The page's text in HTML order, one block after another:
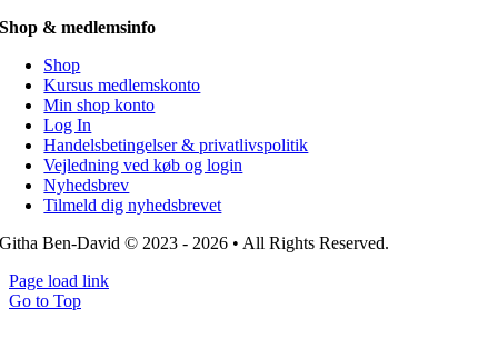
Shop & medlemsinfo
Shop
Kursus medlemskonto
Min shop konto
Log In
Handelsbetingelser & privatlivspolitik
Vejledning ved køb og login
Nyhedsbrev
Tilmeld dig nyhedsbrevet
Githa Ben-David © 2023 - 2026 • All Rights Reserved.
Page load link
Go to Top